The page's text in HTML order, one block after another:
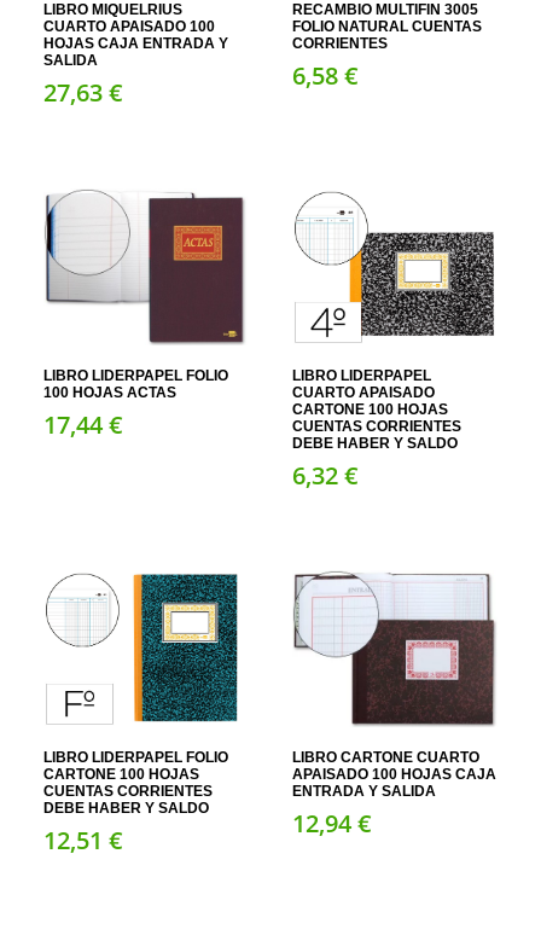
LIBRO MIQUELRIUS
CUARTO APAISADO 100
HOJAS CAJA ENTRADA Y
SALIDA
27,63€
RECAMBIO MULTIFIN 3005
FOLIO NATURAL CUENTAS
CORRIENTES
6,58€
LIBRO LIDERPAPEL FOLIO
100 HOJAS ACTAS
17,44€
LIBRO LIDERPAPEL
CUARTO APAISADO
CARTONE 100 HOJAS
CUENTAS CORRIENTES
DEBE HABER Y SALDO
6,32€
LIBRO LIDERPAPEL FOLIO
CARTONE 100 HOJAS
CUENTAS CORRIENTES
DEBE HABER Y SALDO
12,51 €
LIBRO CARTONE CUARTO
APAISADO 100 HOJAS CAJA
ENTRADA Y SALIDA
12,94€